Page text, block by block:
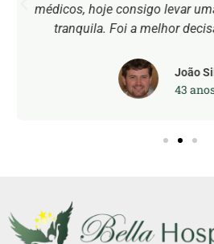
bem melhor, consigo ver
muito grata a
27